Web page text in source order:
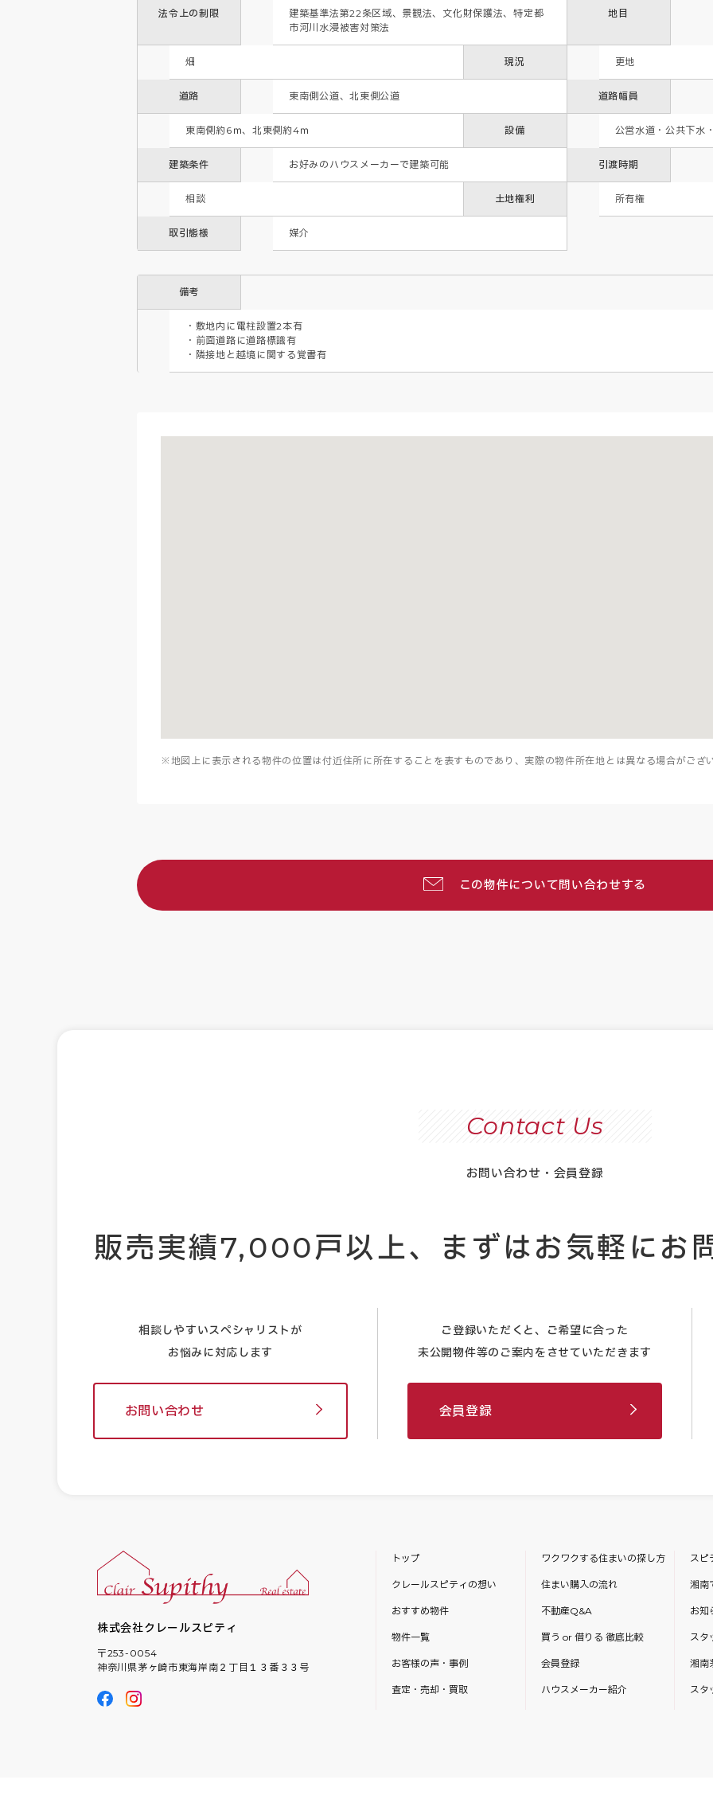
法令上の制限
建築基準法第22条区域、景観法、文化財保護法、特定都
市河川水浸被害対策法
地目
畑 現況 更地
道路 東南側公道、北東側公道 道路幅員
東南側約6ｍ、北東側約4ｍ 設備 公営水道・公共下水
建築条件 お好みのハウスメーカーで建築可能 引渡時期
相談 土地権利 所有権
取引態様 媒介
備考
・敷地内に電柱設置2本有
・前面道路に道路標識有
・隣接地と越境に関する覚書有
※地図上に表示される物件の位置は付近住所に所在することを表すものであり、実際の物件所在地とは異なる場合がござ
この物件について問い合わせする
Contact Us
お問い合わせ・会員登録
販売実績7,000戸以上、まずはお気軽にお
相談しやすいスペシャリストが
お悩みに対応します
お問い合わせ
ご登録いただくと、ご希望に合った
未公開物件等のご案内をさせていただきます
会員登録
株式会社クレールスピティ
〒253-0054
神奈川県茅ヶ崎市東海岸南２丁目１３番３３号
トップ
クレールスピティの想い
おすすめ物件
物件一覧
お客様の声・事例
査定・売却・買取
ワクワクする住まいの探し方
住まい購入の流れ
不動産Q&A
買う or 借りる 徹底比較
会員登録
ハウスメーカー紹介
スピ
湘南
お知
スタ
湘南
スタ